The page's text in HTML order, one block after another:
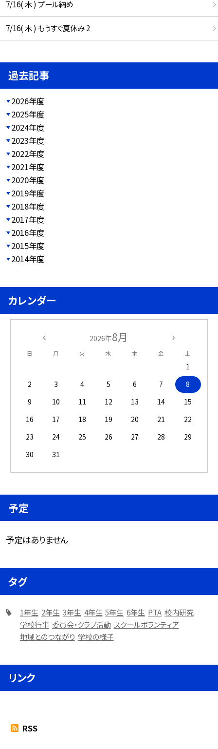
7/16( 木 ) プール納め
7/16( 木 ) もうすぐ夏休み 2
過去記事
2026年度
2025年度
2024年度
2023年度
2022年度
2021年度
2020年度
2019年度
2018年度
2017年度
2016年度
2015年度
2014年度
カレンダー
2026年8月
日 月 火 水 木 金 土
1
2
3 4 5 6 7
8
9
10 11 12 13 14
15
16
17 18 19 20 21
22
23
24 25 26 27 28
29
30
31
予定
予定はありません
タグ
1年生 2年生 3年生 4年生 5年生 6年生 PTA 校内研究
学校行事 委員会・クラブ活動 スクールボランティア
地域とのつながり 学校の様子
リンク
RSS